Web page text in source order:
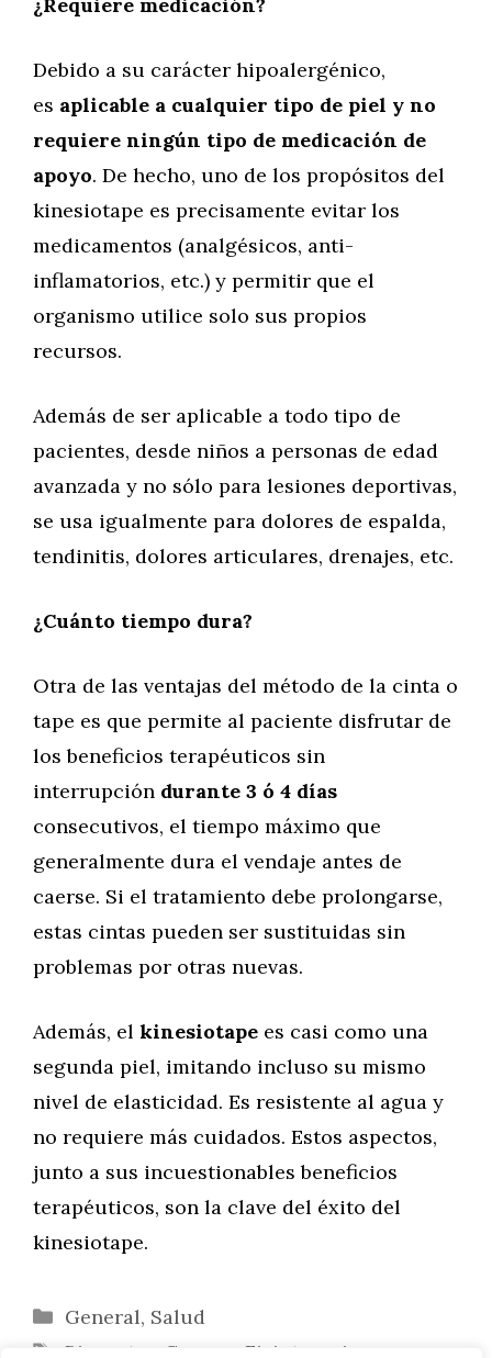
¿Requiere medicación?
Debido a su carácter hipoalergénico,
es aplicable a cualquier tipo de piel y no
requiere ningún tipo de medicación de
apoyo. De hecho, uno de los propósitos del
kinesiotape es precisamente evitar los
medicamentos (analgésicos, anti-
inflamatorios, etc.) y permitir que el
organismo utilice solo sus propios
recursos.
Además de ser aplicable a todo tipo de
pacientes, desde niños a personas de edad
avanzada y no sólo para lesiones deportivas,
se usa igualmente para dolores de espalda,
tendinitis, dolores articulares, drenajes, etc.
¿Cuánto tiempo dura?
Otra de las ventajas del método de la cinta o
tape es que permite al paciente disfrutar de
los beneficios terapéuticos sin
interrupción durante 3 ó 4 días
consecutivos, el tiempo máximo que
generalmente dura el vendaje antes de
caerse. Si el tratamiento debe prolongarse,
estas cintas pueden ser sustituidas sin
problemas por otras nuevas.
Además, el kinesiotape es casi como una
segunda piel, imitando incluso su mismo
nivel de elasticidad. Es resistente al agua y
no requiere más cuidados. Estos aspectos,
junto a sus incuestionables beneficios
terapéuticos, son la clave del éxito del
kinesiotape.
Categorías
General, Salud
Etiquetas
Bienestar Cuerpo Fisioterapia